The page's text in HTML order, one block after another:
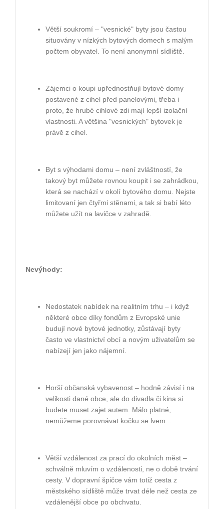
Větší soukromí – "vesnické" byty jsou častou
situovány v nízkých bytových domech s malým
počtem obyvatel. To není anonymní sídliště.
Zájemci o koupi upřednostňují bytové domy
postavené z cihel před panelovými, třeba i
proto, že hrubé cihlové zdi mají lepší izolační
vlastnosti. A většina "vesnických" bytovek je
právě z cihel.
Byt s výhodami domu – není zvláštností, že
takový byt můžete rovnou koupit i se zahrádkou,
která se nachází v okolí bytového domu. Nejste
limitovaní jen čtyřmi stěnami, a tak si babí léto
můžete užít na lavičce v zahradě.
Nevýhody:
Nedostatek nabídek na realitním trhu – i když
některé obce díky fondům z Evropské unie
budují nové bytové jednotky, zůstávají byty
často ve vlastnictví obcí a novým uživatelům se
nabízejí jen jako nájemní.
Horší občanská vybavenost – hodně závisí i na
velikosti dané obce, ale do divadla či kina si
budete muset zajet autem. Málo platné,
nemůžeme porovnávat kočku se lvem...
Větší vzdálenost za prací do okolních měst –
schválně mluvím o vzdálenosti, ne o době trvání
cesty. V dopravní špičce vám totiž cesta z
městského sídliště může trvat déle než cesta ze
vzdálenější obce po obchvatu.